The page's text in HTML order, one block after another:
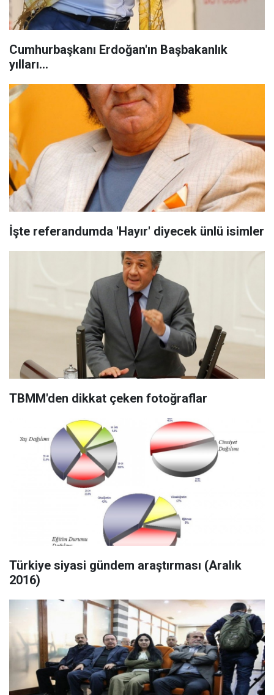
Cumhurbaşkanı Erdoğan'ın Başbakanlık
yılları...
İşte referandumda 'Hayır' diyecek ünlü isimler
TBMM'den dikkat çeken fotoğraflar
Türkiye siyasi gündem araştırması (Aralık
2016)